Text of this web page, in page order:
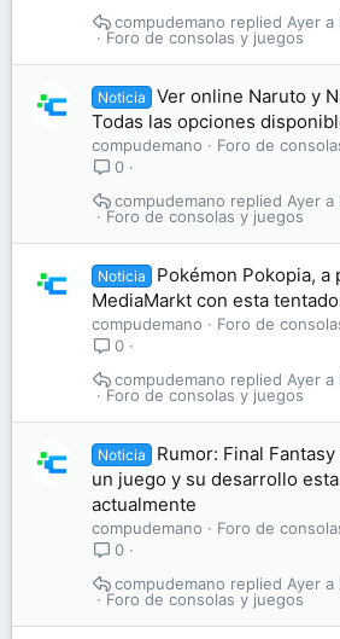
Foro de consolas y juegos
Ayer a
compudemano
Noticia
Ver online Naruto y
Todas las opciones
compudemano
Foro de
0
Foro de consolas y juegos
Ayer a
compudemano
Noticia
Pokémon Pokopia, a
MediaMarkt con esta
compudemano
Foro de
0
Foro de consolas y juegos
Ayer a
compudemano
Noticia
Rumor: Final
un juego y su desarrollo
actualmente
compudemano
Foro de
0
Foro de consolas y juegos
Ayer a
compudemano